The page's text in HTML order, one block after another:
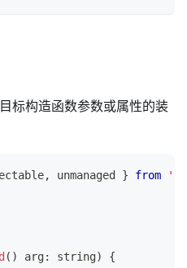
标构造函数参数或属性的装
, unmanaged } from
( ) arg: string)
{